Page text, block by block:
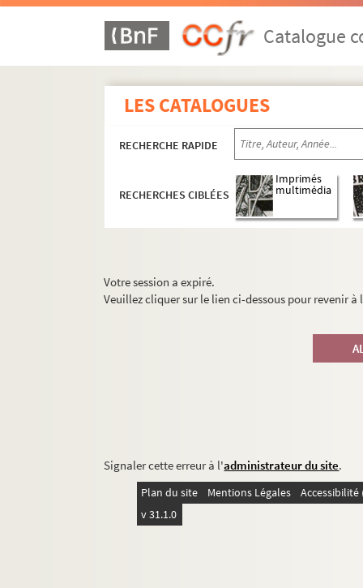
Catalogue
LES CATALOGUES
RECHERCHE RAPIDE
RECHERCHES CIBLÉES
Imprimés
multimédia
Votre session a expiré.
Veuillez cliquer sur le lien ci-dessous pour revenir
Signaler cette erreur à l'administrateur du site.
Plan du site Mentions Légales
v 31.1.0